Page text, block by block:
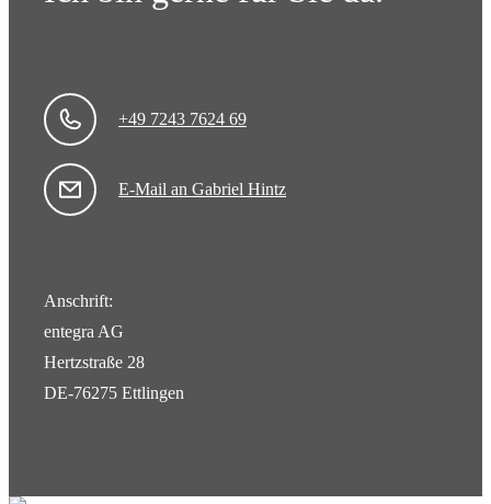
+49 7243 7624 69
E-Mail an Gabriel Hintz
Anschrift:
entegra AG
Hertzstraße 28
DE-76275 Ettlingen